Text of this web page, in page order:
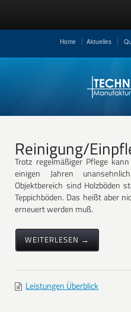
Home Aktuelles
Reinigung/
Trotz regelmäßiger Pflege
einigen Jahren
Objektbereich sind Holzböden
Teppichböden. Das heißt aber
erneuert werden muß.
WEITERLESEN →
Leistungen Überblick